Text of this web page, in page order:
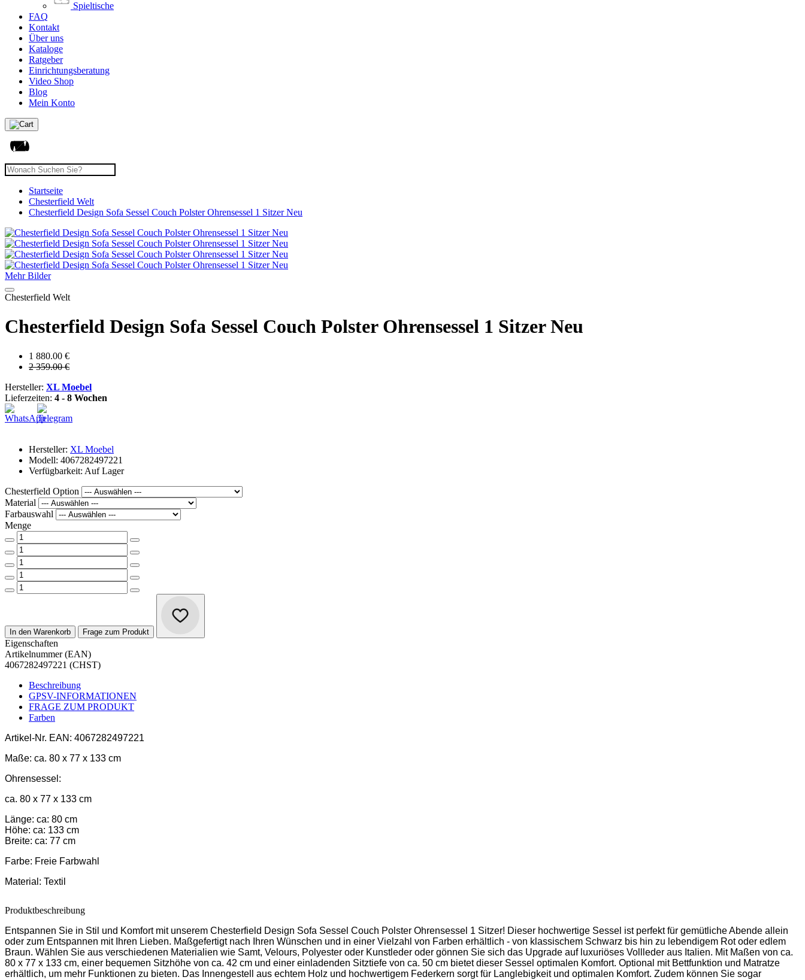
Spieltische
FAQ
Kontakt
Über uns
Kataloge
Ratgeber
Einrichtungsberatung
Video Shop
Blog
Mein Konto
Startseite
Chesterfield Welt
Chesterfield Design Sofa Sessel Couch Polster Ohrensessel 1 Sitzer Neu
Mehr Bilder
Chesterfield Welt
Chesterfield Design Sofa Sessel Couch Polster Ohrensessel 1 Sitzer Neu
1 880.00 €
2 359.00 €
Hersteller: XL Moebel
Lieferzeiten: 4 - 8 Wochen
Hersteller: XL Moebel
Modell: 4067282497221
Verfügbarkeit: Auf Lager
Chesterfield Option
Material
Farbauswahl
Menge
In den Warenkorb Frage zum Produkt
Eigenschaften
Artikelnummer (EAN)
4067282497221 (CHST)
Beschreibung
GPSV-INFORMATIONEN
FRAGE ZUM PRODUKT
Farben
Artikel-Nr. EAN: 4067282497221
Maße: ca. 80 x 77 x 133 cm
Ohrensessel:
ca. 80 x 77 x 133 cm
Länge: ca: 80 cm
Höhe: ca: 133 cm
Breite: ca: 77 cm
Farbe: Freie Farbwahl
Material: Textil
Produktbeschreibung
Entspannen Sie in Stil und Komfort mit unserem Chesterfield Design Sofa Sessel Couch Polster Ohrensessel 1 Sitzer! Dieser hochwertige Sessel ist perfekt für gemütliche Abende allein
oder zum Entspannen mit Ihren Lieben. Maßgefertigt nach Ihren Wünschen und in einer Vielzahl von Farben erhältlich - von klassischem Schwarz bis hin zu lebendigem Rot oder edlem
Braun. Wählen Sie aus verschiedenen Materialien wie Samt, Velours, Polyester oder Kunstleder oder gönnen Sie sich das Upgrade auf luxuriöses Vollleder aus Italien. Mit Maßen von ca.
80 x 77 x 133 cm, einer bequemen Sitzhöhe von ca. 42 cm und einer einladenden Sitztiefe von ca. 50 cm bietet dieser Sessel optimalen Komfort. Optional mit Bettfunktion und Matratze
erhältlich, um mehr Funktionen zu bieten. Das Innengestell aus echtem Holz und hochwertigem Federkern sorgt für Langlebigkeit und optimalen Komfort. Zudem können Sie sogar